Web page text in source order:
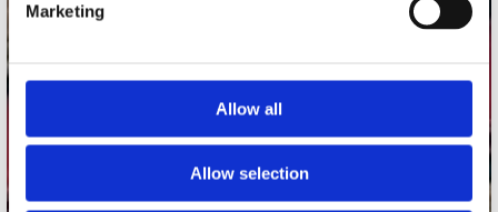
Marketing
Allow all
Allow selection
Concerto Recordstore
Utrechtsestraat 52-60